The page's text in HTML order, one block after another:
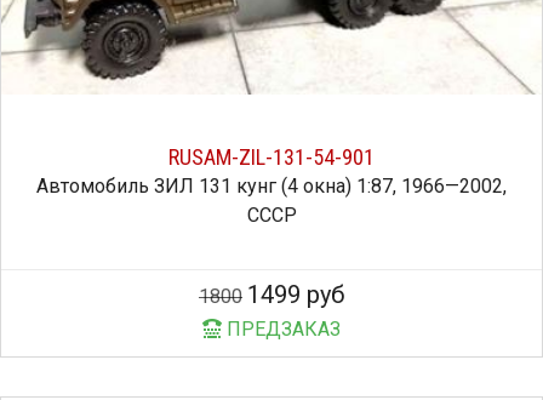
RUSAM-ZIL-131-54-901
Автомобиль ЗИЛ 131 кунг (4 окна) 1:87, 1966—2002,
СССР
1800 1499 руб
ПРЕДЗАКАЗ